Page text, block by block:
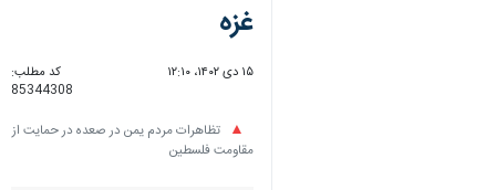
غزه
۱۵ دی ۱۴۰۲، ۱۲:۱۰
کد مطلب:
85344308
تظاهرات مردم یمن در صعده در حمایت از
مقاومت فلسطین